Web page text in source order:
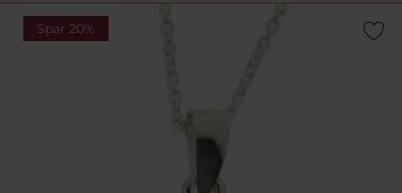
Spar 20%